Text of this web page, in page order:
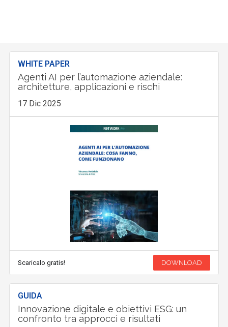
WHITE PAPER
Agenti AI per l’automazione aziendale:
architetture, applicazioni e rischi
17 Dic 2025
Scaricalo gratis! DOWNLOAD
GUIDA
Innovazione digitale e obiettivi ESG: un
confronto tra approcci e risultati